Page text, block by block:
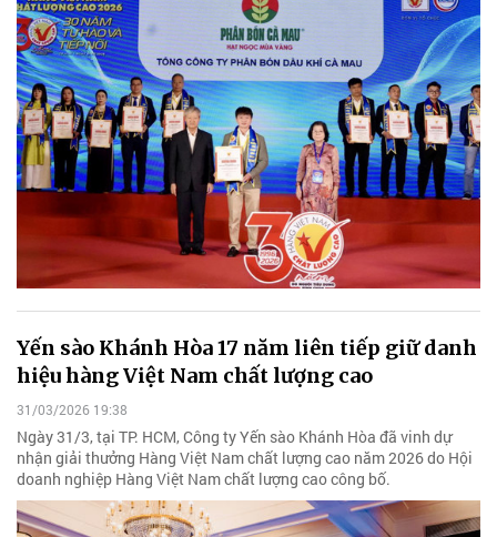
Yến sào Khánh Hòa 17 năm liên tiếp giữ danh
hiệu hàng Việt Nam chất lượng cao
31/03/2026 19:38
Ngày 31/3, tại TP. HCM, Công ty Yến sào Khánh Hòa đã vinh dự
nhận giải thưởng Hàng Việt Nam chất lượng cao năm 2026 do Hội
doanh nghiệp Hàng Việt Nam chất lượng cao công bố.